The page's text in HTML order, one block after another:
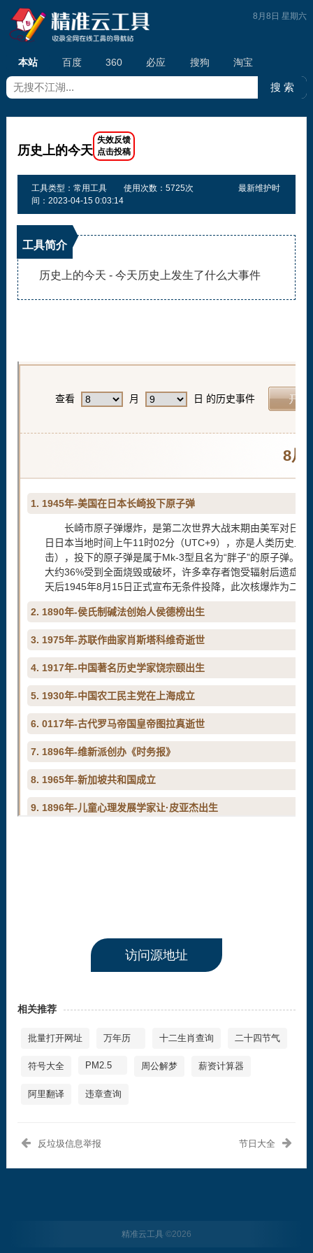
本站 百度 360 必应 搜狗 淘宝
8月8日 星期六
历史上的今天
工具类型：常用工具 使用次数：5725次
最新维护时
间：2023-04-15 0:03:14
工具简介
历史上的今天 - 今天历史上发生了什么大事件
访问源地址
相关推荐
批量打开网址 万年历 十二生肖查询 二十四节气
符号大全 PM2.5 周公解梦 薪资计算器
阿里翻译 违章查询
反垃圾信息举报 节日大全
精准云工具 ©2026